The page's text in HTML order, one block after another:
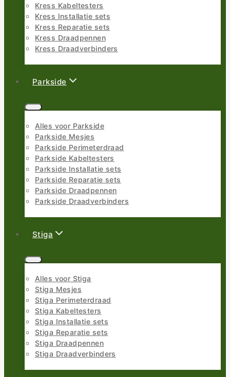
Kress Kabeltesters
Kress Installatie sets
Kress Reparatie sets
Kress Draadpennen
Kress Draadverbinders
Parkside
Alles voor Parkside
Parkside Mesjes
Parkside Perimeterdraad
Parkside Kabeltesters
Parkside Installatie sets
Parkside Reparatie sets
Parkside Draadpennen
Parkside Draadverbinders
Stiga
Alles voor Stiga
Stiga Mesjes
Stiga Perimeterdraad
Stiga Kabeltesters
Stiga Installatie sets
Stiga Reparatie sets
Stiga Draadpennen
Stiga Draadverbinders